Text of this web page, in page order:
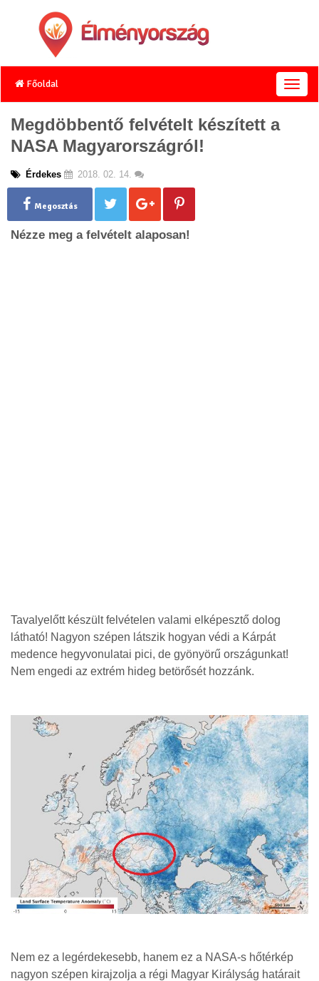
Főoldal
T
o
Megdöbbentő felvételt készített a
NASA Magyarországról!
Érdekes 2018. 02. 14.
Megosztás
Nézze meg a felvételt alaposan!
Tavalyelőtt készült felvételen valami elképesztő dolog
látható! Nagyon szépen látszik hogyan védi a Kárpát
medence hegyvonulatai pici, de gyönyörű országunkat!
Nem engedi az extrém hideg betörősét hozzánk.
Nem ez a legérdekesebb, hanem ez a NASA-s hőtérkép
nagyon szépen kirajzolja a régi Magyar Királyság határait